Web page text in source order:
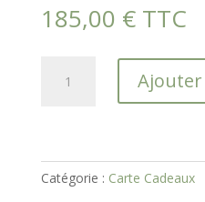
185,00 € TTC
Randonnée
oenotouristique
Catégorie : Carte Cadeaux